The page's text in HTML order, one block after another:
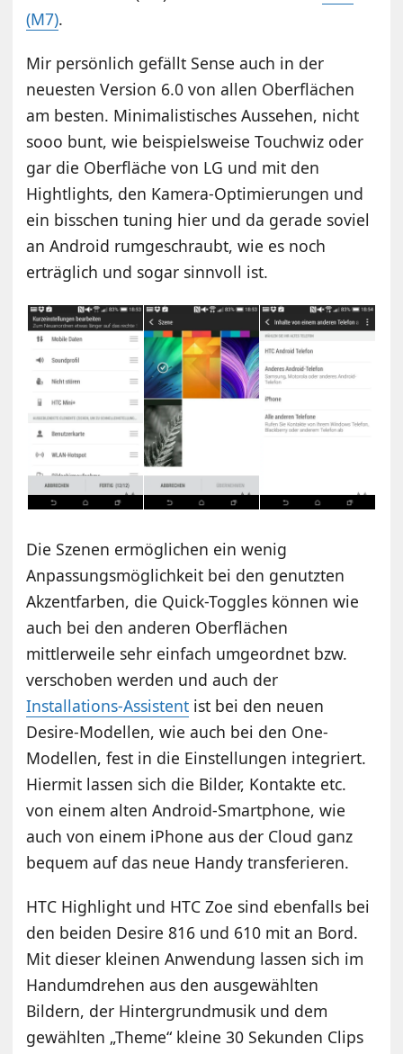
(M7).
Mir persönlich gefällt Sense auch in der
neuesten Version 6.0 von allen Oberflächen
am besten. Minimalistisches Aussehen, nicht
sooo bunt, wie beispielsweise Touchwiz oder
gar die Oberfläche von LG und mit den
Hightlights, den Kamera-Optimierungen und
ein bisschen tuning hier und da gerade soviel
an Android rumgeschraubt, wie es noch
erträglich und sogar sinnvoll ist.
Die Szenen ermöglichen ein wenig
Anpassungsmöglichkeit bei den genutzten
Akzentfarben, die Quick-Toggles können wie
auch bei den anderen Oberflächen
mittlerweile sehr einfach umgeordnet bzw.
verschoben werden und auch der
Installations-Assistent ist bei den neuen
Desire-Modellen, wie auch bei den One-
Modellen, fest in die Einstellungen integriert.
Hiermit lassen sich die Bilder, Kontakte etc.
von einem alten Android-Smartphone, wie
auch von einem iPhone aus der Cloud ganz
bequem auf das neue Handy transferieren.
HTC Highlight und HTC Zoe sind ebenfalls bei
den beiden Desire 816 und 610 mit an Bord.
Mit dieser kleinen Anwendung lassen sich im
Handumdrehen aus den ausgewählten
Bildern, der Hintergrundmusik und dem
gewählten „Theme“ kleine 30 Sekunden Clips